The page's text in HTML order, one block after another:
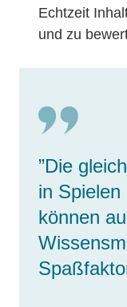
Echtzeit
und zu
”Die
in Spielen
können